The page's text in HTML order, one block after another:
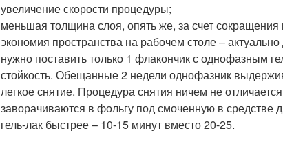
увеличение скорости процедуры;
меньшая толщина слоя, опять же, за счет сокращения
экономия пространства на рабочем столе –
нужно поставить только 1 флакончик с однофазным
стойкость. Обещанные 2 недели однофазник
легкое снятие. Процедура снятия ничем не
заворачиваются в фольгу под смоченную в средстве
гель-лак быстрее – 10-15 минут вместо 20-25.